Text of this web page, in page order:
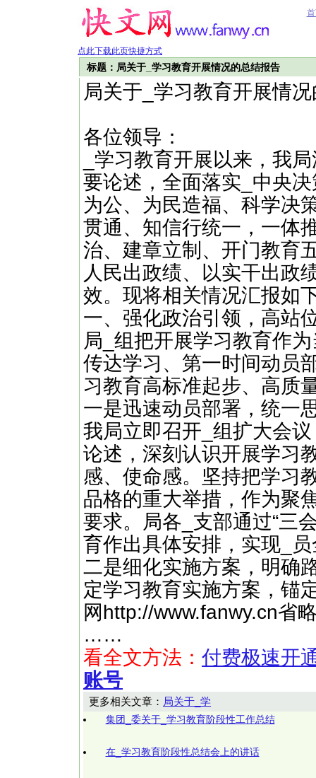
点此下载此页快捷方式
标题：局关于_学习教育开展情况的总结报告
局关于_学习教育开展情
各位领导：
_学习教育开展以来，我
要论述，全面落实_中央
为公、为民造福、科学决
贯通、知信行统一，一体
治、建章立制、开门教育
人民出政绩、以实干出政
效。现将相关情况汇报如
一、强化政治引领，高站
局_组把开展学习教育作
传达学习、第一时间动员
习教育高标准起步、高质
一是迅速动员部署，统一
我局立即召开_组扩大会
论述，深刻认识开展学习
感、使命感。坚持把学习
品格的重大举措，作为聚
要求。局各_支部通过“三
育作出具体安排，实现_
二是细化实施方案，明确
定学习教育实施方案，
网http://www.fanwy.cn省
……
看全文方法： 付费极速开
账号
更多相关文章： 局关于_学
集团_委关于_学习教育阶段性工作总结
在_学习教育阶段性总结会上的讲话